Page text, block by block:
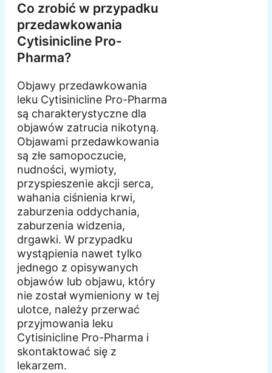
Co zrobić w przypadku
przedawkowania
Cytisinicline Pro-
Pharma?
Objawy przedawkowania
leku Cytisinicline Pro-Pharma
są charakterystyczne dla
objawów zatrucia nikotyną.
Objawami przedawkowania
są złe samopoczucie,
nudności, wymioty,
przyspieszenie akcji serca,
wahania ciśnienia krwi,
zaburzenia oddychania,
zaburzenia widzenia,
drgawki. W przypadku
wystąpienia nawet tylko
jednego z opisywanych
objawów lub objawu, który
nie został wymieniony w tej
ulotce, należy przerwać
przyjmowania leku
Cytisinicline Pro-Pharma i
skontaktować się z
lekarzem.